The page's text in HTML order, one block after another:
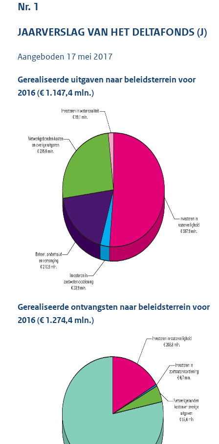
e
8
Nr. 1
JAARVERSLAG VAN HET DELTAFONDS (J)
Aangeboden 17 mei 2017
Gerealiseerde uitgaven naar beleidsterrein voor
2016 (€ 1.147,4 mln.)
Gerealiseerde ontvangsten naar beleidsterrein voor
2016 (€ 1.274,4 mln.)